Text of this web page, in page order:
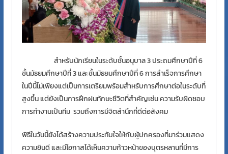
สำหรับนักเรียนในระดับชั้นอนุบาล3ประถมศึกษาปีที่6
ชั้นมัธยมศึกษาปีที่3และชั้นมัธยมศึกษาปีที่6การสำเร็จการศึกษา
ในปีนี้ไม่เพียงแต่เป็นการเตรียมพร้อมสำหรับการศึกษาต่อในระดับที่
สูงขึ้น แต่ยังเป็นการฝึกฝนทักษะชีวิตที่สำคัญเช่น ความรับผิดชอบ
การทำงานเป็นทีม รวมถึงการมีจิตสำนึกที่ดีต่อสังคม
พิธีในวันนี้ยังได้สร้างความประทับใจให้กับผู้ปกครองที่มาร่วมแสดง
ความยินดี และมีโอกาสได้เห็นความก้าวหน้าของบุตรหลานที่มีการ